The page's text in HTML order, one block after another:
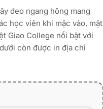
đeo ngang hông mang
học viên khi mặc vào, mặt
Giao College nổi bật với
còn được in địa chỉ